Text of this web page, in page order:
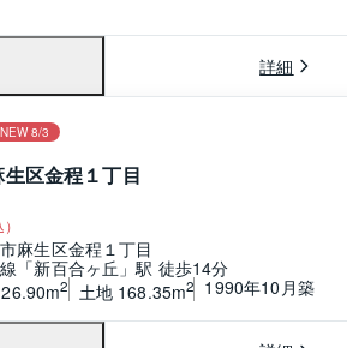
詳細
NEW 8/3
区金程１丁目
麻生区金程１丁目
「新百合ヶ丘」駅 徒歩14分
2 土地 168.35m2 1990年10月築